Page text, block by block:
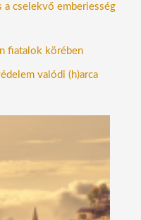
cselekvő emberiesség
fiatalok körében
valódi (h)arca